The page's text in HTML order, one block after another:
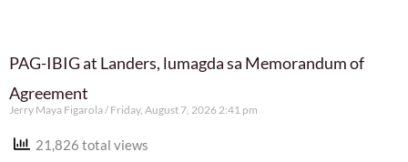
PAG-IBIG at Landers, lumagda sa Memorandum of
Agreement
Jerry Maya Figarola Friday, August 7, 2026 2:41 pm
21,826 total views